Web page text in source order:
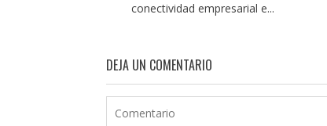
conectividad empresarial e...
DEJA UN COMENTARIO